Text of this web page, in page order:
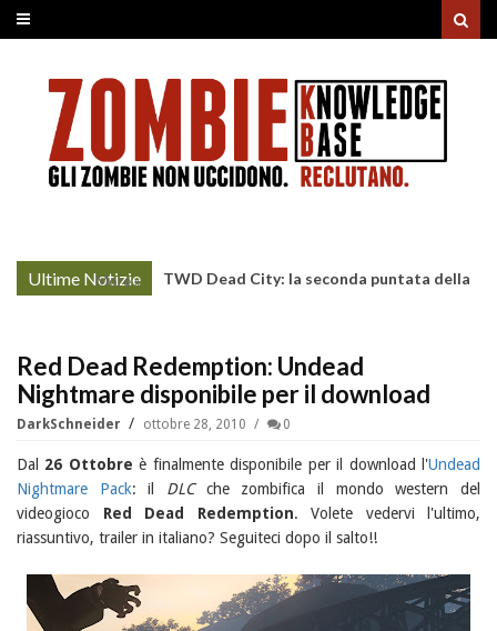
Ultime Notizie
More »
TWD Dead City: la seconda puntata della
Red Dead Redemption: Undead
Nightmare disponibile per il download
DarkSchneider ottobre 28, 2010 0
Dal 26 Ottobre è finalmente disponibile per il download l'Undead
Nightmare Pack: il DLCche zombifica il mondo western del
videogioco Red Dead Redemption. Volete vedervi l'ultimo,
riassuntivo, trailer in italiano? Seguiteci dopo il salto!!